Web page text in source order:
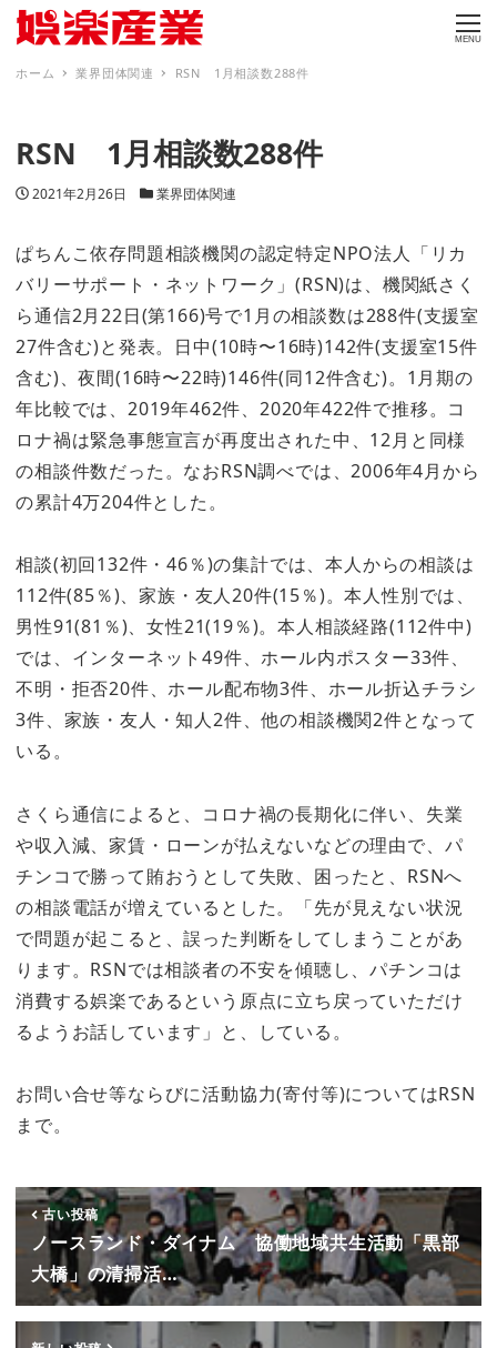
MENU
ホーム 業界団体関連 RSN 1月相談数288件
RSN 1月相談数288件
投稿日
2021年2月26日 カテゴリー
業界団体関連
ぱちんこ依存問題相談機関の認定特定NPO法人「リカ
バリーサポート・ネットワーク」(RSN)は、機関紙さく
ら通信2月22日(第166)号で1月の相談数は288件(支援室
27件含む)と発表。日中(10時〜16時)142件(支援室15件
含む)、夜間(16時〜22時)146件(同12件含む)。1月期の
年比較では、2019年462件、2020年422件で推移。コ
ロナ禍は緊急事態宣言が再度出された中、12月と同様
の相談件数だった。なおRSN調べでは、2006年4月から
の累計4万204件とした。
相談(初回132件・46％)の集計では、本人からの相談は
112件(85％)、家族・友人20件(15％)。本人性別では、
男性91(81％)、女性21(19％)。本人相談経路(112件中)
では、インターネット49件、ホール内ポスター33件、
不明・拒否20件、ホール配布物3件、ホール折込チラシ
3件、家族・友人・知人2件、他の相談機関2件となって
いる。
さくら通信によると、コロナ禍の長期化に伴い、失業
や収入減、家賃・ローンが払えないなどの理由で、パ
チンコで勝って賄おうとして失敗、困ったと、RSNへ
の相談電話が増えているとした。「先が見えない状況
で問題が起こると、誤った判断をしてしまうことがあ
ります。RSNでは相談者の不安を傾聴し、パチンコは
消費する娯楽であるという原点に立ち戻っていただけ
るようお話しています」と、している。
お問い合せ等ならびに活動協力(寄付等)についてはRSN
まで。
古い投稿
ノースランド・ダイナム 協働地域共生活動「黒部
大橋」の清掃活…